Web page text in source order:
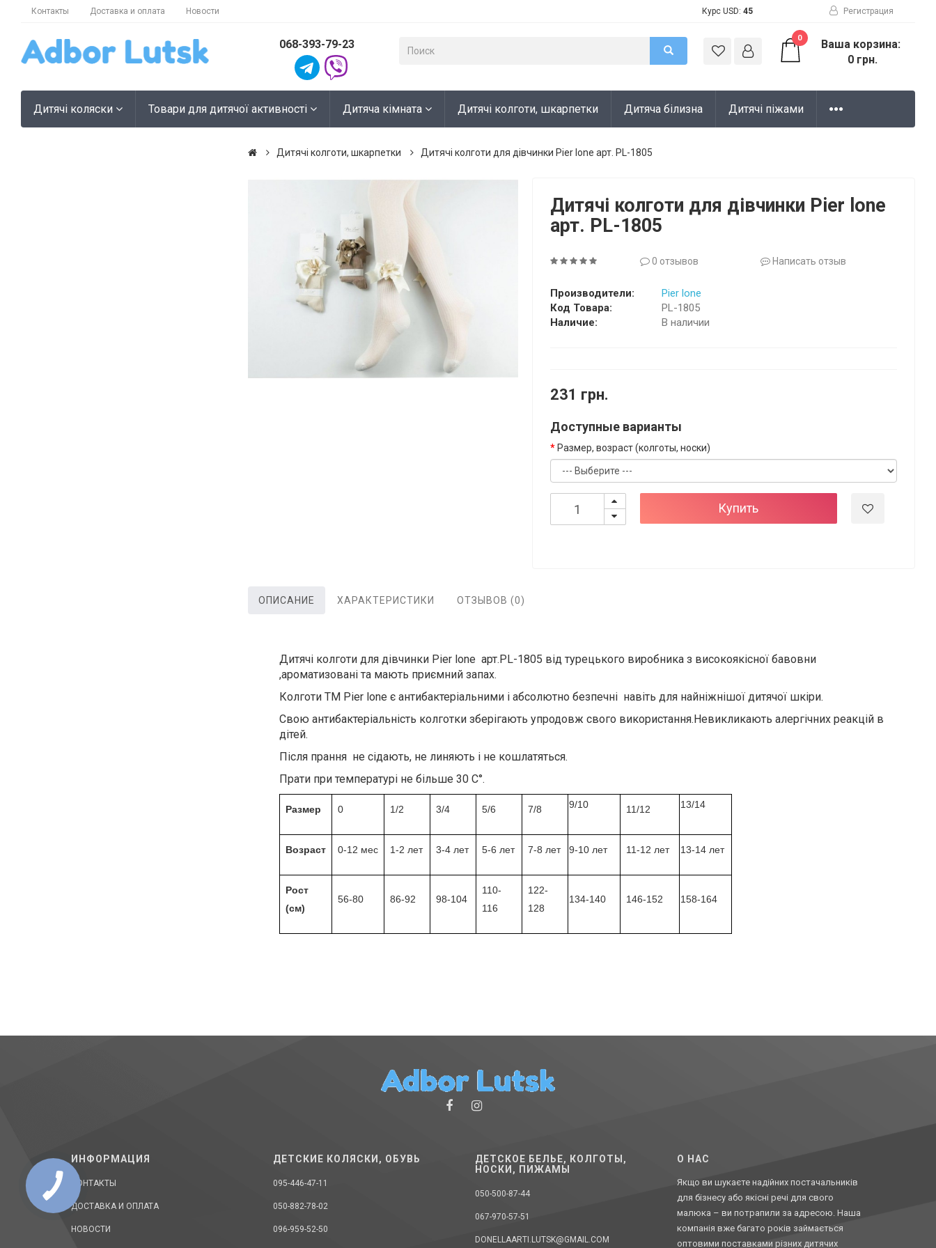
Контакты Доставка и оплата Новости Курс USD: 45 Регистрация
068-393-79-23 0
Ваша корзина:
0 грн.
Дитячі коляски Товари для дитячої активності Дитяча кімната Дитячі колготи, шкарпетки Дитяча білизна Дитячі піжами
Дитячі колготи, шкарпетки Дитячі колготи для дівчинки Pier lone арт. PL-1805
Дитячі колготи для дівчинки Pier lone
арт. PL-1805
0 отзывов Написать отзыв
Производители:
Pier lone
Код Товара:
PL-1805
Наличие:
В наличии
231 грн.
Доступные варианты
Размер, возраст (колготы, носки)
Купить
ОПИСАНИЕ ХАРАКТЕРИСТИКИ ОТЗЫВОВ (0)
Дитячі колготи для дівчинки Pier lone арт.PL-1805 від турецького виробника з високоякісної бавовни
,ароматизовані та мають приємний запах.
Колготи ТМ Pier lone є антибактеріальними і абсолютно безпечні навіть для найніжнішої дитячої шкіри.
Свою антибактеріальність колготки зберігають упродовж свого використання.Невикликають алергічних реакцій в
дітей.
Після прання не сідають, не линяють і не кошлатяться.
Прати при температурі не більше 30 С°.
Размер 0 1/2 3/4 5/6 7/8 9/10 11/12 13/14
Возраст 0-12 мес 1-2 лет 3-4 лет 5-6 лет 7-8 лет 9-10 лет 11-12 лет 13-14 лет
Рост
(см)
56-80 86-92 98-104
110-
116
122-
128
134-140 146-152 158-164
ИНФОРМАЦИЯ
КОНТАКТЫ
ДОСТАВКА И ОПЛАТА
НОВОСТИ
ДЕТСКИЕ КОЛЯСКИ, ОБУВЬ
095-446-47-11
050-882-78-02
096-959-52-50
ДЕТСКОЕ БЕЛЬЕ, КОЛГОТЫ,
НОСКИ, ПИЖАМЫ
050-500-87-44
067-970-57-51
DONELLAARTI.LUTSK@GMAIL.COM
O НАС
Якщо ви шукаєте надійних постачальників
для бізнесу або якісні речі для свого
малюка – ви потрапили за адресою. Наша
компанія вже багато років займається
оптовими поставками різних дитячих